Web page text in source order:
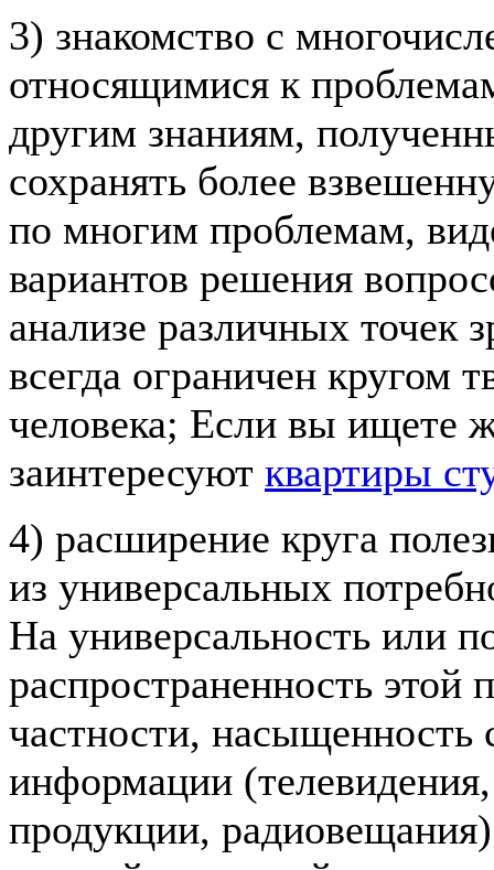
3) знакомство с
относящимися к
другим знаниям,
сохранять более
по многим проблемам,
вариантов решения
анализе различных точек
всегда ограничен кругом
человека; Если вы ищете
заинтересуют квартиры
4) расширение круга
из универсальных
На универсальность или
распространенность этой
частности, насыщенность
информации
продукции,